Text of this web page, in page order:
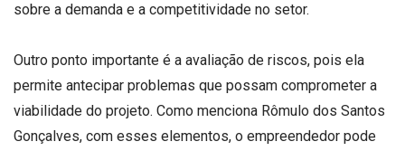
sobre a demanda e a competitividade no setor.
Outro ponto importante é a avaliação de riscos, pois ela
permite antecipar problemas que possam comprometer a
viabilidade do projeto. Como menciona Rômulo dos Santos
Gonçalves, com esses elementos, o empreendedor pode